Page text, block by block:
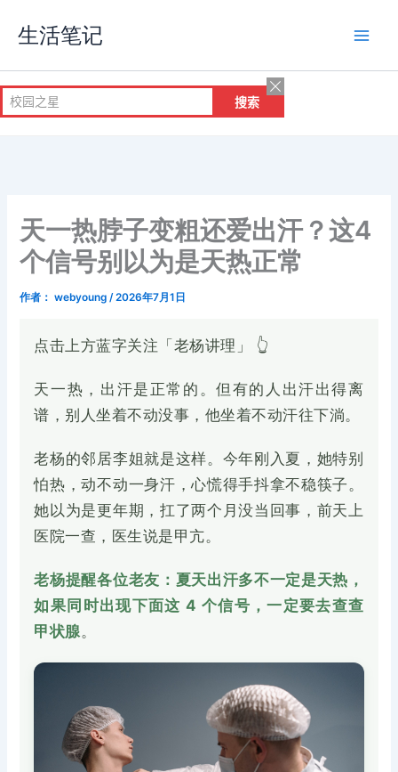
容
生活笔记
天一热脖子变粗还爱出汗？这4
个信号别以为是天热正常
作者： webyoung/2026年7月1日
点击上方蓝字关注「老杨讲理」 👆
天一热，出汗是正常的。但有的人出汗出得离
谱，别人坐着不动没事，他坐着不动汗往下淌。
老杨的邻居李姐就是这样。今年刚入夏，她特别
怕热，动不动一身汗，心慌得手抖拿不稳筷子。
她以为是更年期，扛了两个月没当回事，前天上
医院一查，医生说是甲亢。
老杨提醒各位老友：夏天出汗多不一定是天热，
如果同时出现下面这 4 个信号，一定要去查查
甲状腺。